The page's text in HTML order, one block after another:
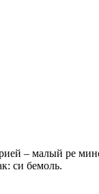
– малый ре
си бемоль.